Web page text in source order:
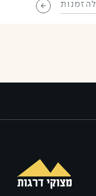
להזמנות